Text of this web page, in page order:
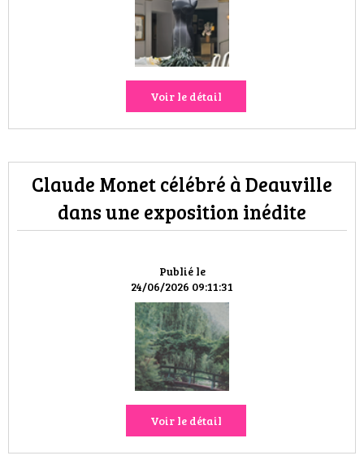
Voir le détail
Publié le
24/06/2026 09:11:31
Claude Monet célébré à Deauville
dans une exposition inédite
Voir le détail